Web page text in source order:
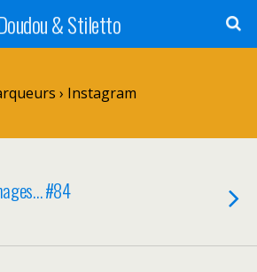
& Stiletto
› Instagram
#84